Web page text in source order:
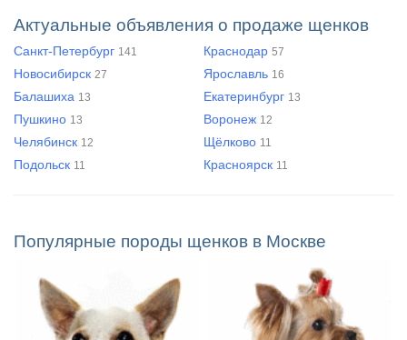
Актуальные объявления о продаже щенков
Санкт-Петербург 141 Краснодар 57
Новосибирск 27 Ярославль 16
Балашиха 13 Екатеринбург 13
Пушкино 13 Воронеж 12
Челябинск 12 Щёлково 11
Подольск 11 Красноярск 11
Популярные породы щенков в Москве